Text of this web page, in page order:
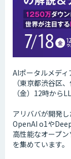
AIポータルメデ
（東京都渋谷区
（金）12時から
アリババが開発
OpenAI o1や
高性能なオープ
を集めています。